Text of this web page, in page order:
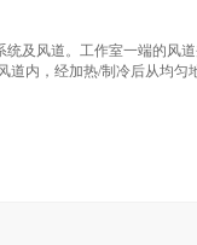
及风道。工作室一端的风
内，经加热/制冷后从均